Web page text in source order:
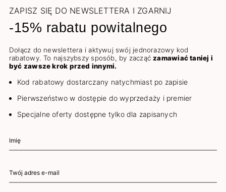
ZAPISZ SIĘ DO NEWSLETTERA I ZGARNIJ
-15% rabatu powitalnego
Dołącz do newslettera i aktywuj swój jednorazowy kod
rabatowy. To najszybszy sposób, by zacząćzamawiać taniej i
być zawsze krok przed innymi.
Kod rabatowy dostarczany natychmiast po zapisie
Pierwszeństwo w dostępie do wyprzedaży i premier
Specjalne oferty dostępne tylko dla zapisanych